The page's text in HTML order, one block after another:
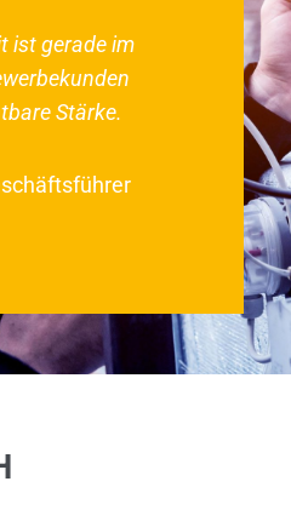
ist gerade im
Stärke.